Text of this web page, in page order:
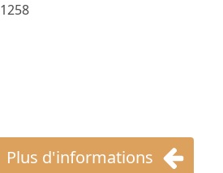
1258
Plus d'informations